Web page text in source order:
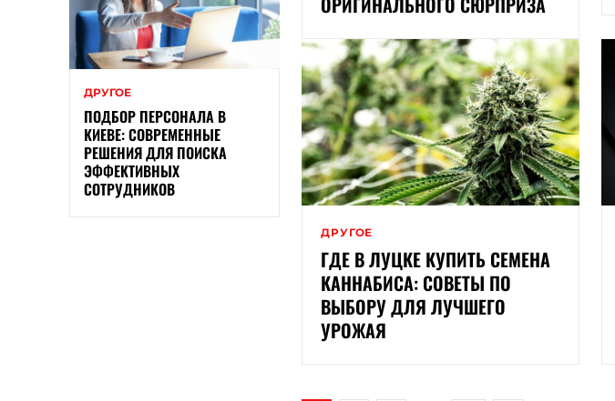
ДРУГОЕ
ПОДБОР ПЕРСОНАЛА В
КИЕВЕ: СОВРЕМЕННЫЕ
РЕШЕНИЯ ДЛЯ ПОИСКА
ЭФФЕКТИВНЫХ
СОТРУДНИКОВ
ДРУГОЕ
ГДЕ В ЛУЦКЕ КУПИТЬ СЕМЕНА
КАННАБИСА: СОВЕТЫ ПО
ВЫБОРУ ДЛЯ ЛУЧШЕГО
УРОЖАЯ